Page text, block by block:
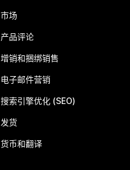
市场
产品评论
增销和捆绑销售
电子邮件营销
搜索引擎优化 (SEO)
发货
货币和翻译